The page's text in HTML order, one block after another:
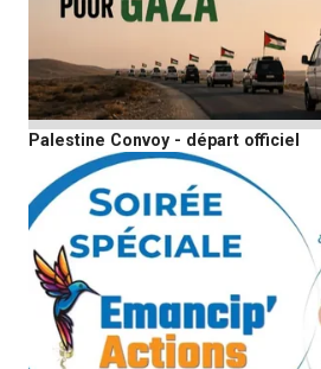
Palestine Convoy - départ officiel